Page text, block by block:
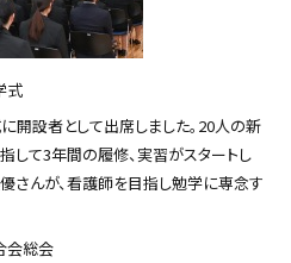
式
設者として出席しました。20人の新
て3年間の履修、実習がスタートし
さんが、看護師を目指し勉学に専念す
会総会